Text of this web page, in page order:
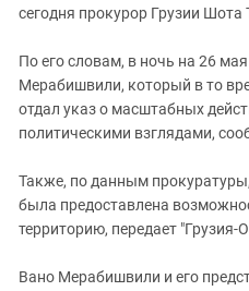
сегодня прокурор Грузии
По его словам, в ночь на 26
Мерабишвили, который в то
отдал указ о масштабных
политическими взглядами,
Также, по данным
была предоставлена
территорию, передает "Грузия-
Вано Мерабишвили и его